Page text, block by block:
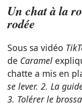
Un chat à la
rodée
Sous sa vidéo
de Caramel
chatte a mis en
se lever. 2. La
3. Tolérer le